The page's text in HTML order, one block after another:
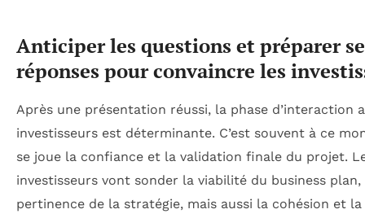
Anticiper les questions et préparer
réponses pour convaincre les
Après une présentation réussi, la phase d’interaction
investisseurs est déterminante. C’est souvent à ce
se joue la confiance et la validation finale du projet.
investisseurs vont sonder la viabilité du business plan,
pertinence de la stratégie, mais aussi la cohésion et la